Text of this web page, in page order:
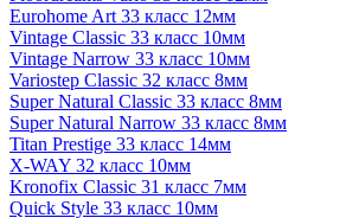
Eurohome Art 33 класс 12мм
Vintage Classic 33 класс 10мм
Vintage Narrow 33 класс 10мм
Variostep Classic 32 класс 8мм
Super Natural Classic 33 класс 8мм
Super Natural Narrow 33 класс 8мм
Titan Prestige 33 класс 14мм
X-WAY 32 класс 10мм
Kronofix Classic 31 класс 7мм
Quick Style 33 класс 10мм